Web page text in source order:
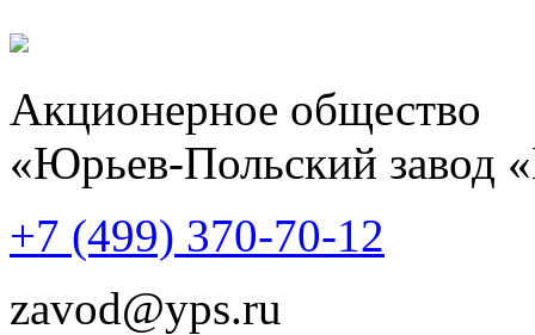
Акционерное общество
«Юрьев-Польский завод
+7 (499) 370-70-12
zavod@yps.ru